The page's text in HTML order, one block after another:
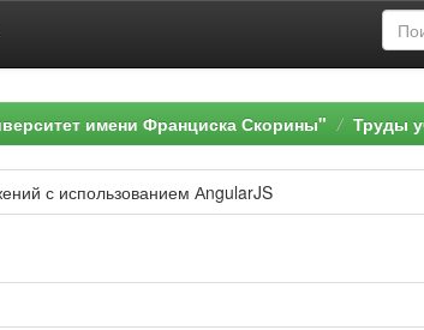
имени Франциска Скорины" Труды
с использованием АngularJS